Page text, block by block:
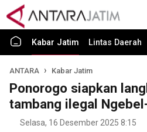
Kabar Jatim Lintas Daerah
ANTARA Kabar Jatim
Ponorogo siapkan
tambang ilegal
Selasa, 16 Desember 2025 8:15